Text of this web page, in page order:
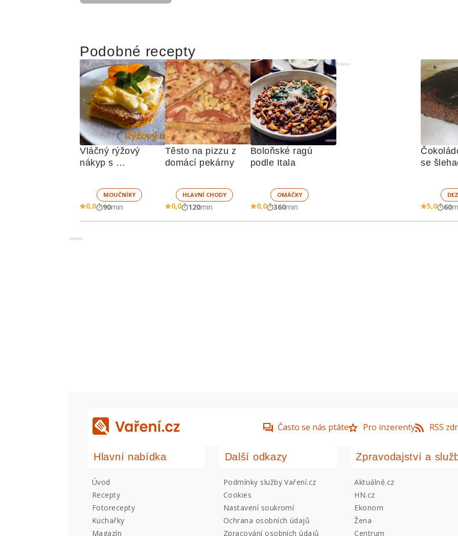
Podobné recepty
Vláčný rýžový
nákyp s
nadýchaným
sněhemMOUČNÍKY
0,0 90min
Těsto na pizzu z
domácí pekárny
HLAVNÍ CHODY
0,0 120min
Boloňské ragú
podle Itala
OMÁČKY
0,0 360min
Reklama
se
5,0 60
Reklama
Často se nás ptáte Pro inzerenty RSS
Hlavní nabídka
Úvod
Recepty
Fotorecepty
Kuchařky
Magazín
Další odkazy
Podmínky služby Vaření.cz
Cookies
Nastavení soukromí
Ochrana osobních údajů
Zpracování osobních údajů
Zpravodajství a
Aktuálně.cz
HN.cz
Ekonom
Žena
Centrum